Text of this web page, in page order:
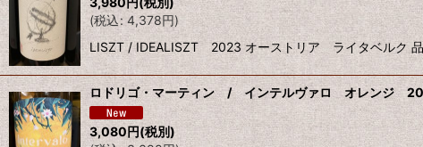
(税込: 4,378円)
LISZT / IDEALISZT 2023 オーストリア ライタベルク
ロドリゴ・マーティン / インテルヴァロ オレンジ
3,080円(税別)